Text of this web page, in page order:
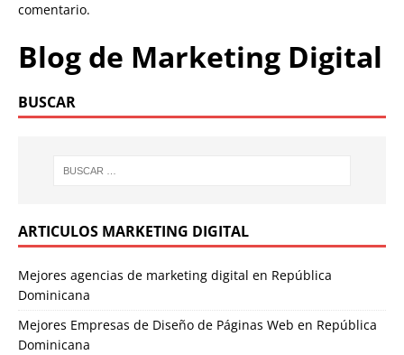
comentario.
Blog de Marketing Digital
BUSCAR
ARTICULOS MARKETING DIGITAL
Mejores agencias de marketing digital en República
Dominicana
Mejores Empresas de Diseño de Páginas Web en República
Dominicana